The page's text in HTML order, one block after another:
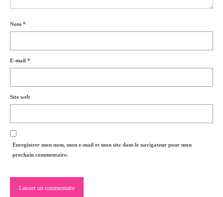
Nom *
E-mail *
Site web
Enregistrer mon nom, mon e-mail et mon site dans le navigateur pour mon
prochain commentaire.